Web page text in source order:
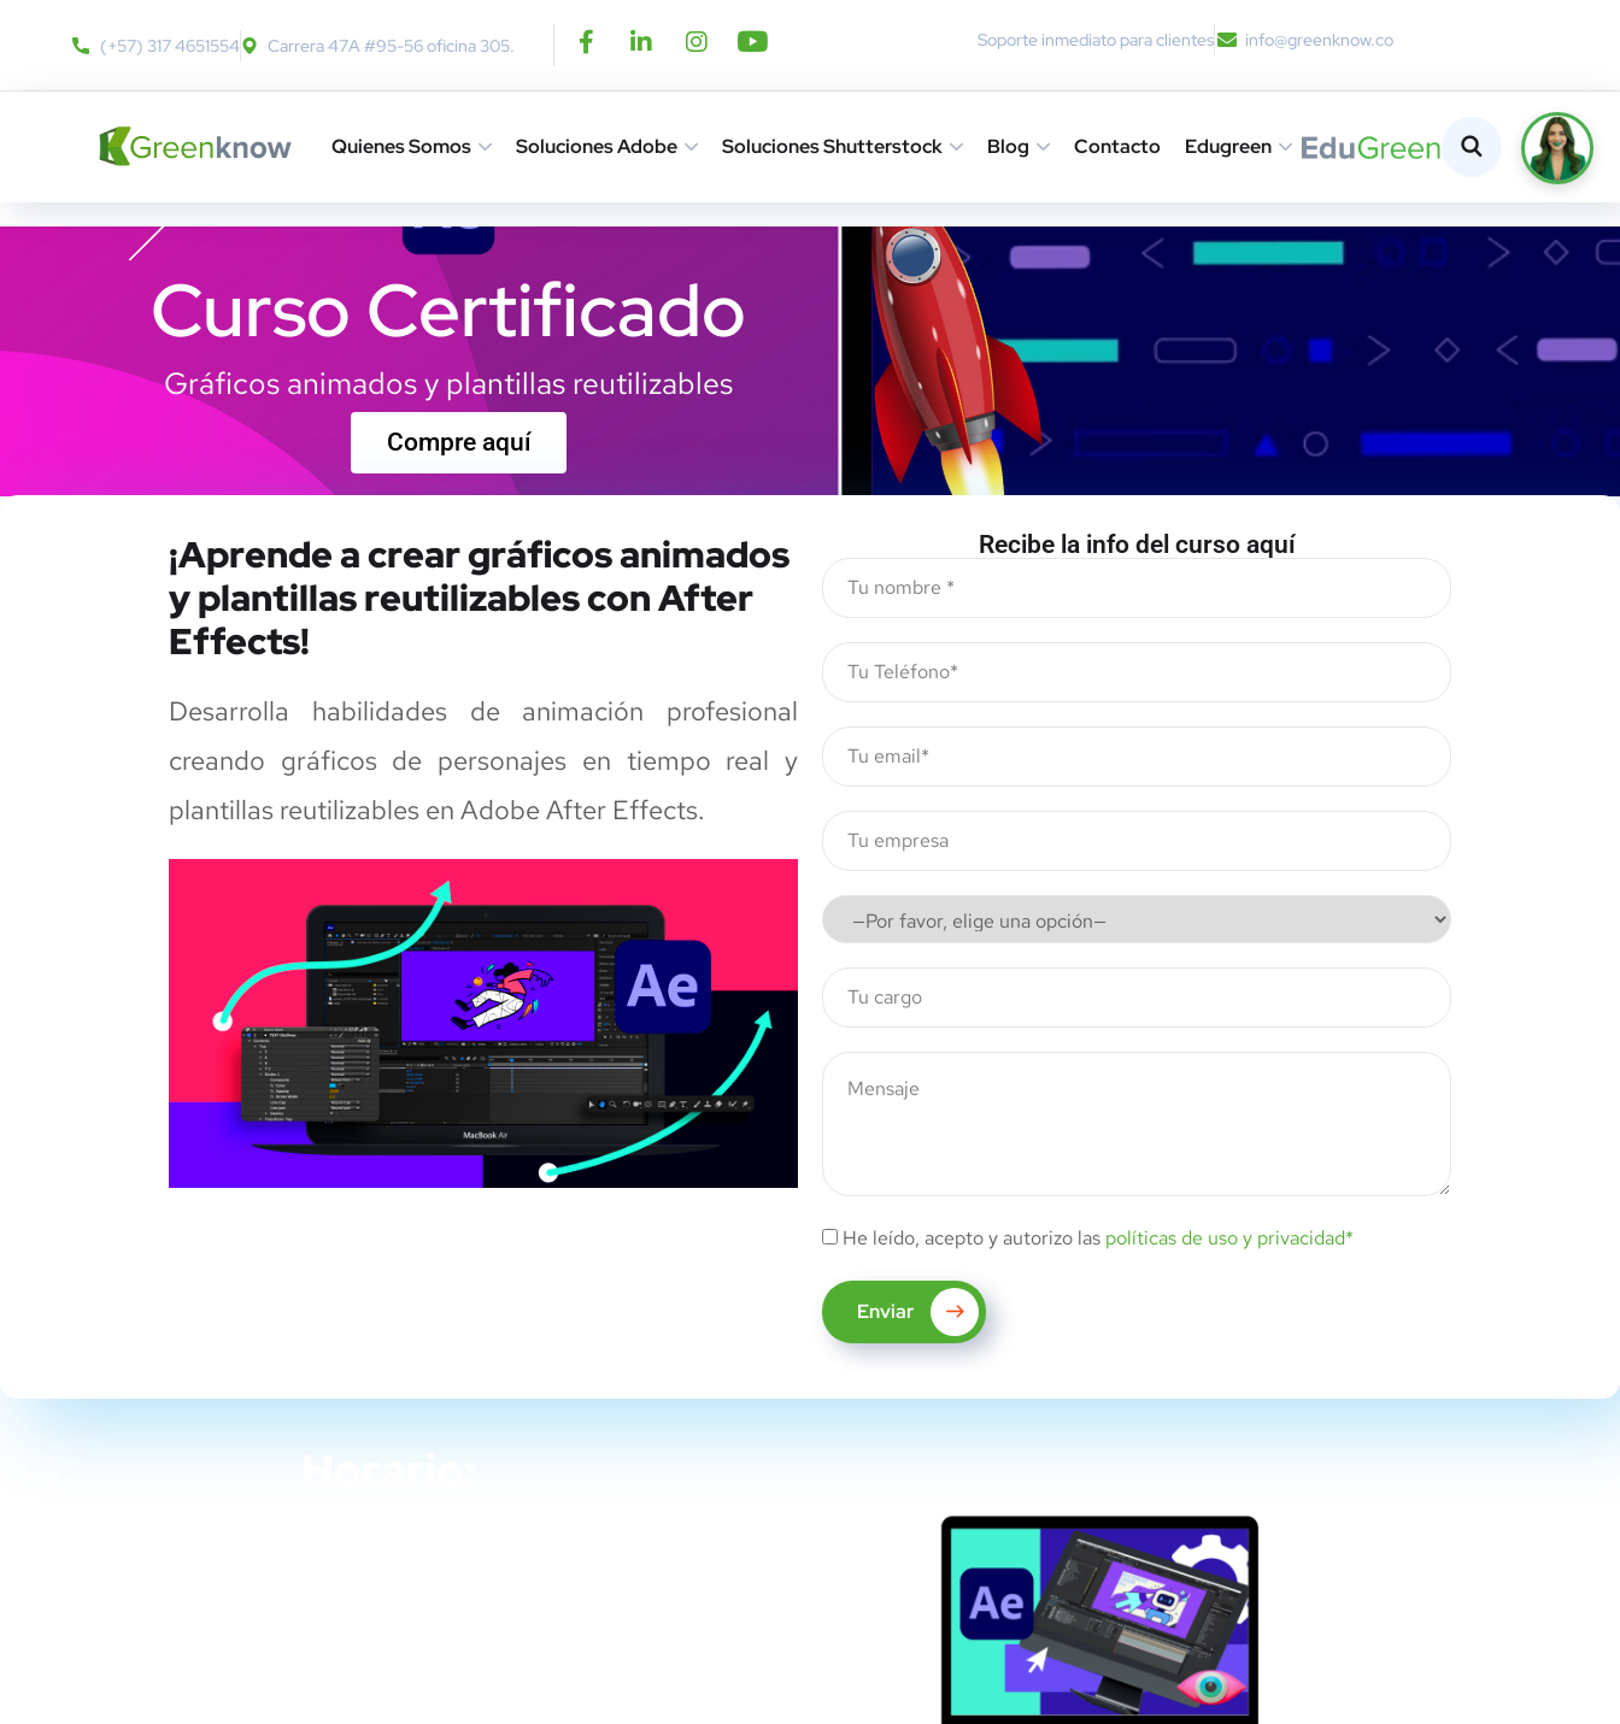
(+57) 317 4651554 Carrera 47A #95-56 oficina 305. Soporte inmediato para clientes info@greenknow.co
Quienes Somos Soluciones Adobe Soluciones Shutterstock Blog Contacto Edugreen
Curso Certificado
Gráficos animados y plantillas reutilizables
Compre aquí
¡Aprende a crear gráficos animados
y plantillas reutilizables con After
Effects!
Desarrolla habilidades de animación profesional
creando gráficos de personajes en tiempo real y
plantillas reutilizables en Adobe After Effects.
Recibe la info del curso aquí
He leído, acepto y autorizo las políticas de uso y privacidad*
Enviar